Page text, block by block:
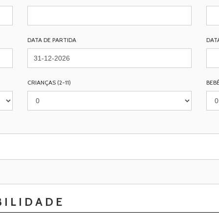
DATA DE PARTIDA
CRIANÇAS (2-11)